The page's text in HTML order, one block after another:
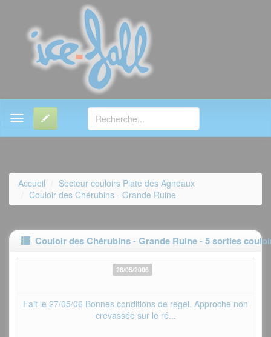
MENU
Accueil
Secteur couloirs Plate des Agneaux
Couloir des Chérubins - Grande Ruine
Couloir des Chérubins - Grande Ruine - 5 sorties
28/05/2006
Fait le 27/05/06 Bonnes conditions de regel. Approche non
crevassée sur le ré...